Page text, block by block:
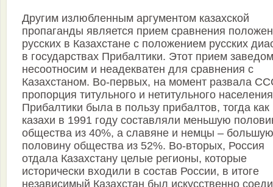
Другим излюбленным аргументом казахской
пропаганды является прием сравнения
русских в Казахстане с положением русских
в государствах Прибалтики. Этот прием
несоотносим и неадекватен для сравнения с
Казахстаном. Во-первых, на момент развала
пропорция титульного и нетитульного населения
Прибалтики была в пользу прибалтов, тогда как
казахи в 1991 году составляли меньшую
общества из 40%, а славяне и немцы – большую
половину общества из 52%. Во-вторых, Россия
отдала Казахстану целые регионы, которые
исторически входили в состав России, в итоге
независимый Казахстан был искусственно